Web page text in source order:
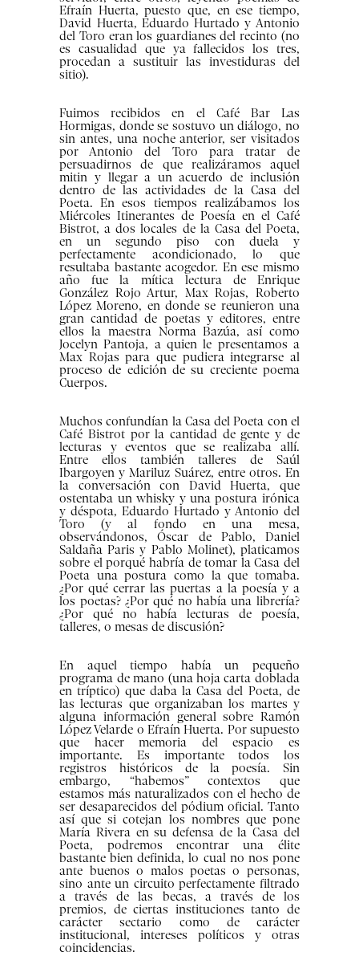
Efraín Huerta, puesto que, en ese tiempo,
David Huerta, Eduardo Hurtado y Antonio
del Toro eran los guardianes del recinto (no
es casualidad que ya fallecidos los tres,
procedan a sustituir las investiduras del
sitio).
Fuimos recibidos en el Café Bar Las
Hormigas, donde se sostuvo un diálogo, no
sin antes, una noche anterior, ser visitados
por Antonio del Toro para tratar de
persuadirnos de que realizáramos aquel
mitin y llegar a un acuerdo de inclusión
dentro de las actividades de la Casa del
Poeta. En esos tiempos realizábamos los
Miércoles Itinerantes de Poesía en el Café
Bistrot, a dos locales de la Casa del Poeta,
en un segundo piso con duela y
perfectamente acondicionado, lo que
resultaba bastante acogedor. En ese mismo
año fue la mítica lectura de Enrique
González Rojo Artur, Max Rojas, Roberto
López Moreno, en donde se reunieron una
gran cantidad de poetas y editores, entre
ellos la maestra Norma Bazúa, así como
Jocelyn Pantoja, a quien le presentamos a
Max Rojas para que pudiera integrarse al
proceso de edición de su creciente poema
Cuerpos.
Muchos confundían la Casa del Poeta con el
Café Bistrot por la cantidad de gente y de
lecturas y eventos que se realizaba allí.
Entre ellos también talleres de Saúl
Ibargoyen y Mariluz Suárez, entre otros. En
la conversación con David Huerta, que
ostentaba un whisky y una postura irónica
y déspota, Eduardo Hurtado y Antonio del
Toro (y al fondo en una mesa,
observándonos, Óscar de Pablo, Daniel
Saldaña Paris y Pablo Molinet), platicamos
sobre el porqué habría de tomar la Casa del
Poeta una postura como la que tomaba.
¿Por qué cerrar las puertas a la poesía y a
los poetas? ¿Por qué no había una librería?
¿Por qué no había lecturas de poesía,
talleres, o mesas de discusión?
En aquel tiempo había un pequeño
programa de mano (una hoja carta doblada
en tríptico) que daba la Casa del Poeta, de
las lecturas que organizaban los martes y
alguna información general sobre Ramón
López Velarde o Efraín Huerta. Por supuesto
que hacer memoria del espacio es
importante. Es importante todos los
registros históricos de la poesía. Sin
embargo, “habemos” contextos que
estamos más naturalizados con el hecho de
ser desaparecidos del pódium oficial. Tanto
así que si cotejan los nombres que pone
María Rivera en su defensa de la Casa del
Poeta, podremos encontrar una élite
bastante bien definida, lo cual no nos pone
ante buenos o malos poetas o personas,
sino ante un circuito perfectamente filtrado
a través de las becas, a través de los
premios, de ciertas instituciones tanto de
carácter sectario como de carácter
institucional, intereses políticos y otras
coincidencias.